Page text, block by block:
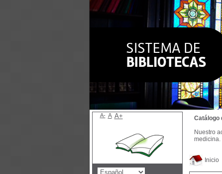
Inicio
Catálogo
Nuestro
medicina.
A- A A+